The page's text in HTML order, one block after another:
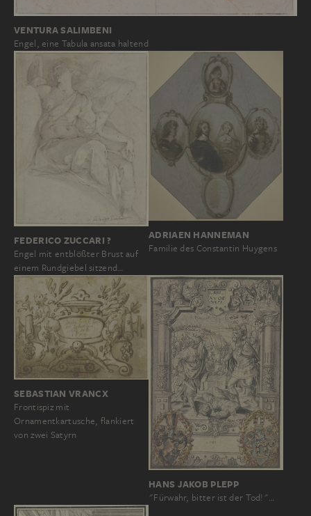
VENTURA SALIMBENI
Engel, eine Tabula ansata haltend
FEDERICO ZUCCARI ?
Engel mit entblößter Brust auf
einem Rundgiebel sitzend…
ADRIAEN HANNEMAN
Familie des Constantin Huygens
SEBASTIAN VRANCX
Frontispiz mit
Ornamentkartusche, flankiert
von zwei Satyrn
HANS JAKOB PLEPP
"Fürwahr, bitter ist der Tod!"…